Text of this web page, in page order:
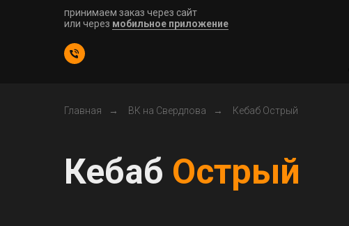
принимаем заказ через сайт
или через мобильное приложение
Главная → ВК на Свердлова → Кебаб Острый
Кебаб Острый